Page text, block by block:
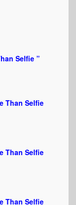
Selfie ”
Than Selfie
Than Selfie
Than Selfie